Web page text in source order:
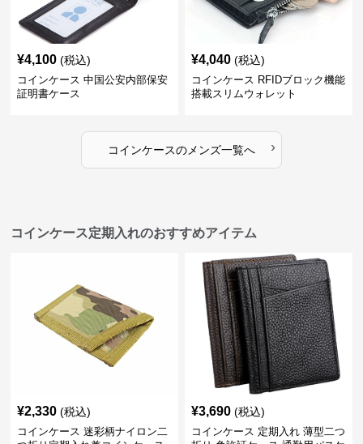
¥4,100 (税込)
コインケース 中国公安内部保安
証明書ケース
¥4,040 (税込)
コインケース RFIDブロック機能
搭載スリムウォレット
コインケースのメンズ一覧へ ›
コインケース定期入れのおすすめアイテム
¥2,330 (税込)
コインケース 迷彩柄ナイロン二
¥3,690 (税込)
コインケース 定期入れ 薄型二つ